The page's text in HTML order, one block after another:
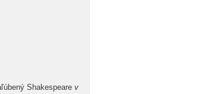
Shakespeare v